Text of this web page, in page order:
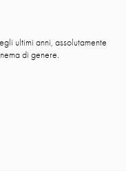
ultimi anni, assolutamente
di genere.